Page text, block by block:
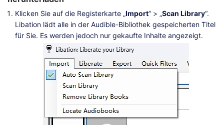
Klicken Sie auf die Registerkarte „Import“ > „Scan Library“.
Libation lädt alle in der Audible-Bibliothek gespeicherten Titel
für Sie. Es werden jedoch nur gekaufte Inhalte angezeigt.